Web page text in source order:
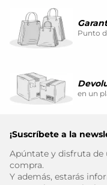
Punto
en un
¡Suscríbete a la
Apúntate y disfruta de
compra.
Y además, estarás